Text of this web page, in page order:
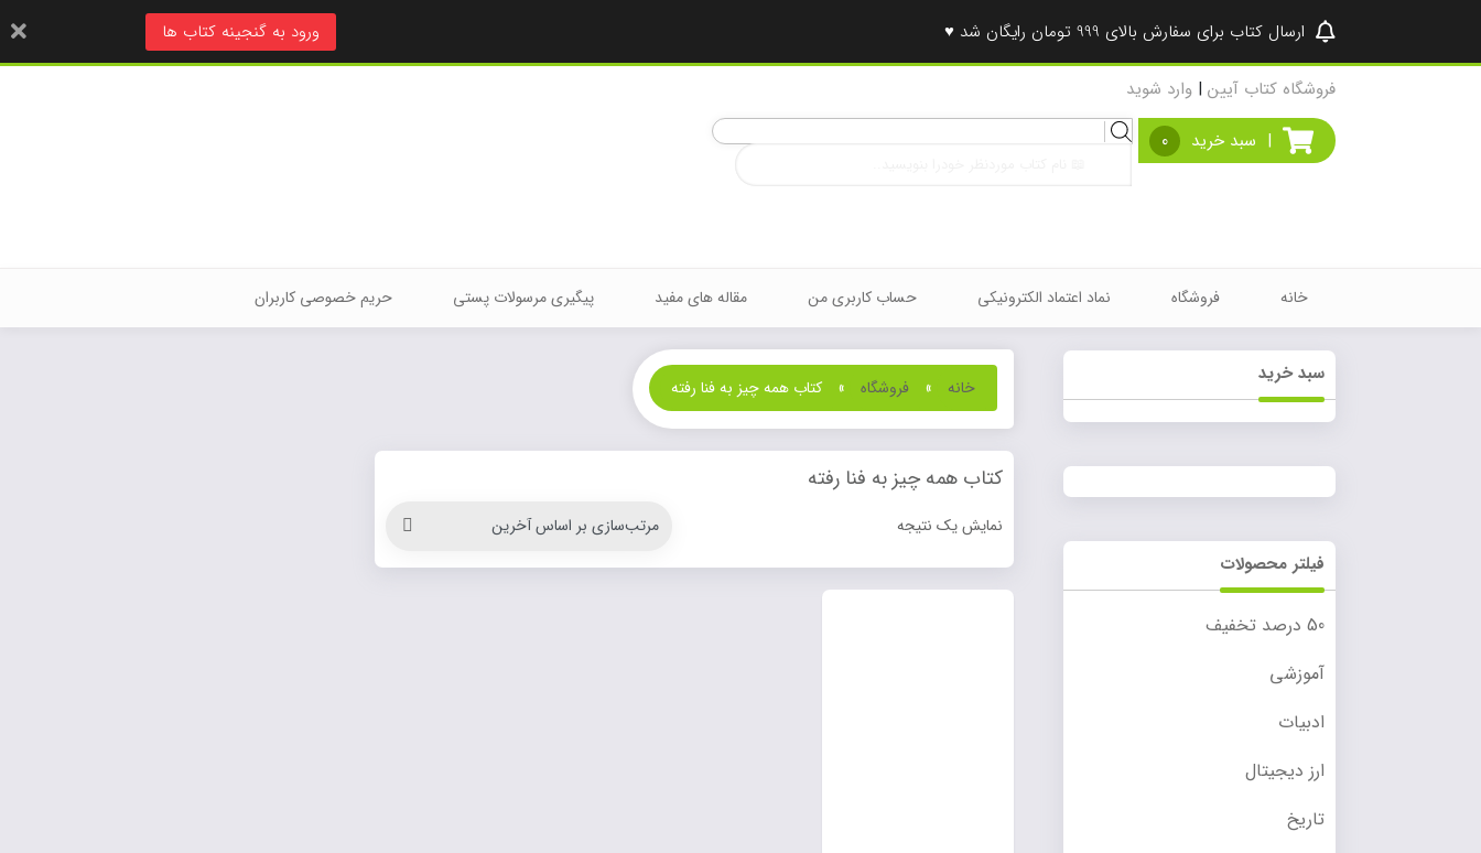
ارسال کتاب برای سفارش بالای 999 تومان رایگان شد ♥ ورود به گنجینه کتاب ها
فروشگاه کتاب آیین | وارد شوید
| سبد خرید 0
Products
خانه فروشگاه نماد اعتماد الکترونیکی حساب کاربری من مقاله های مفید پیگیری مرسولات پستی حریم خصوصی کاربران
خانه » فروشگاه » کتاب همه چیز به فنا رفته
کتاب همه چیز به فنا رفته
نمایش یک نتیجه
سبد خرید
فیلتر محصولات
50 درصد تخفیف
آموزشی
ادبیات
ارز دیجیتال
تاریخ